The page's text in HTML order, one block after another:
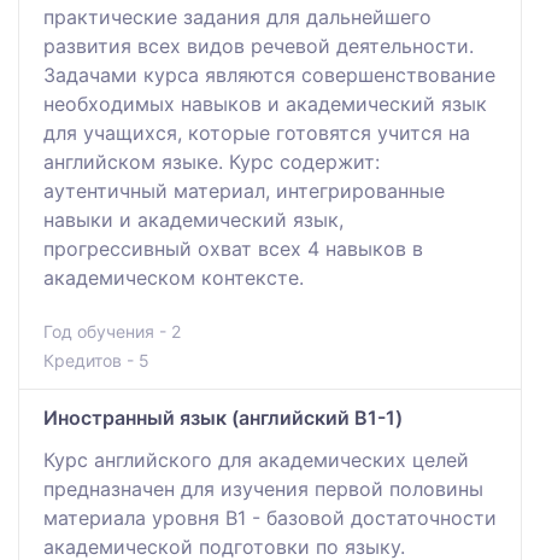
практические задания для дальнейшего
развития всех видов речевой деятельности.
Задачами курса являются совершенствование
необходимых навыков и академический язык
для учащихся, которые готовятся учится на
английском языке. Курс содержит:
аутентичный материал, интегрированные
навыки и академический язык,
прогрессивный охват всех 4 навыков в
академическом контексте.
Год обучения - 2
Кредитов - 5
Иностранный язык (английский B1-1)
Курс английского для академических целей
предназначен для изучения первой половины
материала уровня B1 - базовой достаточности
академической подготовки по языку.